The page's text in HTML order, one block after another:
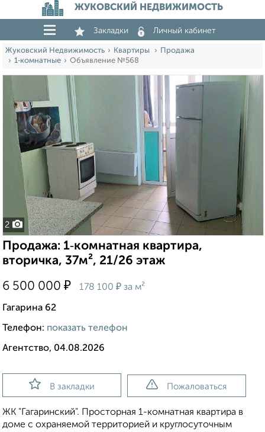
ЖУКОВСКИЙ НЕДВИЖИМОСТЬ
Закладки Личный кабинет
Жуковский Недвижимость Квартиры
Продажа
1‑комнатные
Объявление №568
2
Продажа: 1‑комнатная квартира,
вторичка, 37м², 21/26 этаж
6 500 000 ₽ 178 100 ₽ за м²
Гагарина 62
Телефон: показать телефон
Агентство, 04.08.2026
В закладки Пожаловаться
ЖК "Гагаринский". Просторная 1-комнатная квартира в
доме с охраняемой территорией и круглосуточным